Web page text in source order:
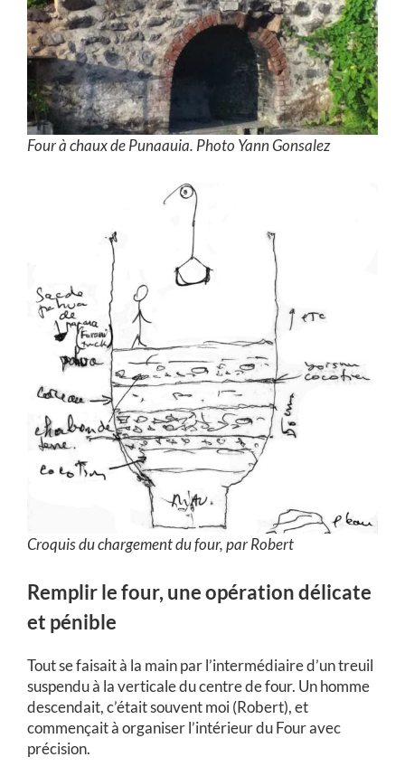
Four à chaux de Punaauia. Photo Yann Gonsalez
Croquis du chargement du four, par Robert
Remplir le four, une opération délicate
et pénible
Tout se faisait à la main par l’intermédiaire d’un treuil
suspendu à la verticale du centre de four. Un homme
descendait, c’était souvent moi (Robert), et
commençait à organiser l’intérieur du Four avec
précision.